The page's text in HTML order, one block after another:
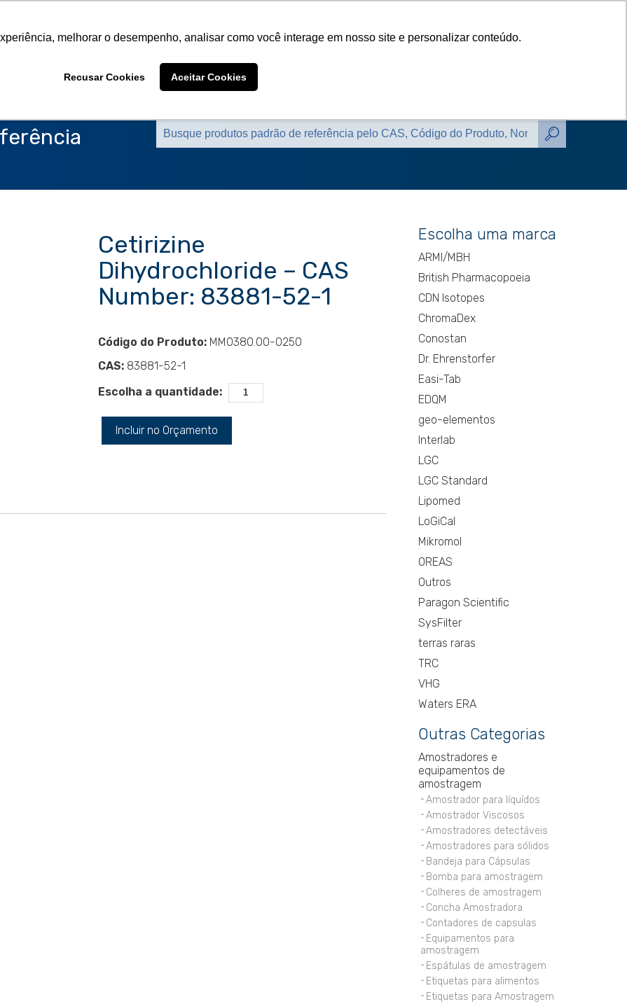
melhorar o desempenho, analisar como você interage em nosso site e personalizar conteúdo.
Recusar Cookies Aceitar Cookies
Sobre a CMS
Produtos Marcas Representadas Catálogos Contato Blog
Cetirizine
Dihydrochloride – CAS
Number: 83881-52-1
Código do Produto: MM0380.00-0250
CAS: 83881-52-1
Escolha a quantidade:
Incluir no Orçamento
Escolha uma marca
ARMI/MBH
British Pharmacopoeia
CDN Isotopes
ChromaDex
Conostan
Dr. Ehrenstorfer
Easi-Tab
EDQM
geo-elementos
Interlab
LGC
LGC Standard
Lipomed
LoGiCal
Mikromol
OREAS
Outros
Paragon Scientific
SysFilter
terras raras
TRC
VHG
Waters ERA
Outras Categorias
Amostradores e
equipamentos de
amostragem
Amostrador para líquídos
Amostrador Viscosos
Amostradores detectáveis
Amostradores para sólidos
Bandeja para Cápsulas
Bomba para amostragem
Colheres de amostragem
Concha Amostradora
Contadores de capsulas
Equipamentos para
amostragem
Espátulas de amostragem
Etiquetas para alimentos
Etiquetas para Amostragem